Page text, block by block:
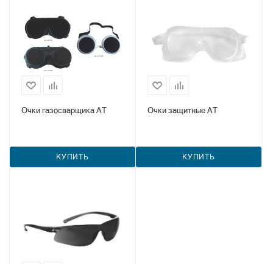
Очки газосварщика AT
КУПИТЬ
Очки защитные AT
КУПИТЬ